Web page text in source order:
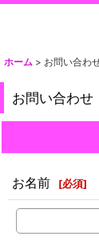
ホーム > お問い合わ
お問い合わせ
お名前 [必須]